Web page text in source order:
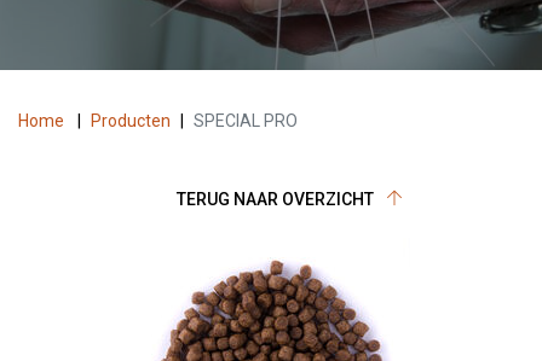
Home Producten SPECIAL PRO
TERUG NAAR OVERZICHT